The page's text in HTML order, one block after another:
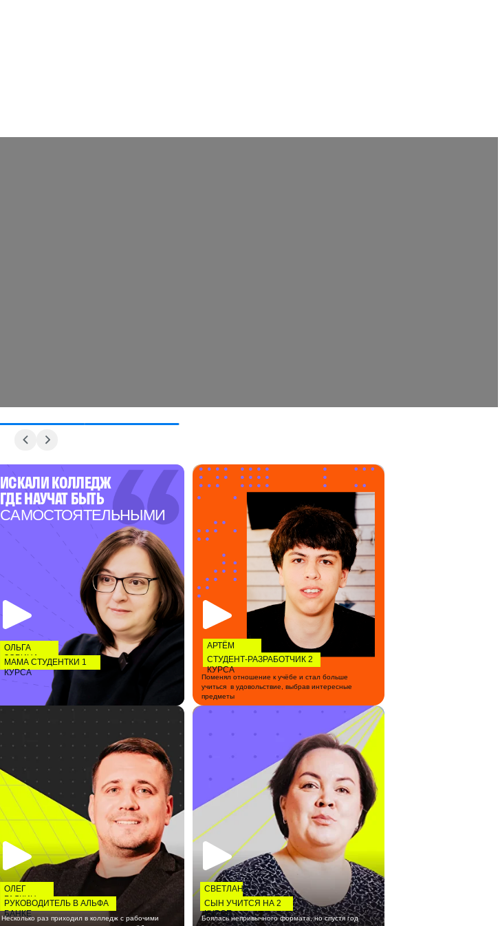
ИСКАЛИ КОЛЛЕДЖ
ГДЕ НАУЧАТ БЫТЬ
САМОСТОЯТЕЛЬНЫМИ
ОЛЬГА
ЗОРИНА
МАМА СТУДЕНТКИ 1
КУРСА
АРТЁМ
ПЕТРОВ
СТУДЕНТ-РАЗРАБОТЧИК 2
КУРСА
Поменял отношение к учёбе и стал больше
учиться в удовольствие, выбрав интересные
предметы
ОЛЕГ
ГАЛКИН
РУКОВОДИТЕЛЬ В АЛЬФА
БАНКЕ
Несколько раз приходил в колледж с рабочими
СВЕТЛАНА
СЫН УЧИТСЯ НА 2
КУРСЕ
Боялась непривычного формата, но спустя год